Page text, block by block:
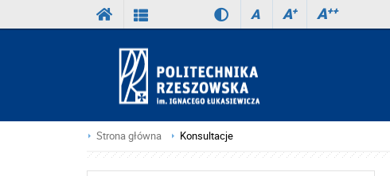
A A+ A++
Strona główna Konsultacje